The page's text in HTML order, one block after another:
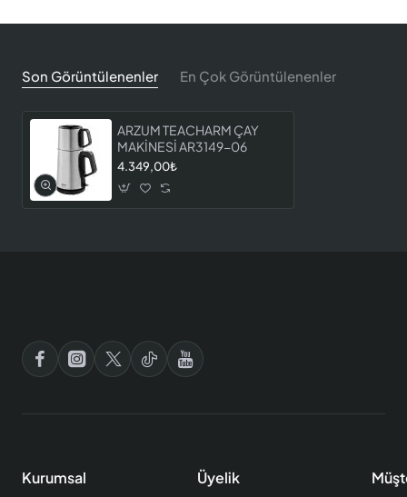
Son Görüntülenenler En Çok Görüntülenenler
ARZUM TEACHARM ÇAY
MAKİNESİ AR3149-06
4.349,00₺
Kurumsal Üyelik